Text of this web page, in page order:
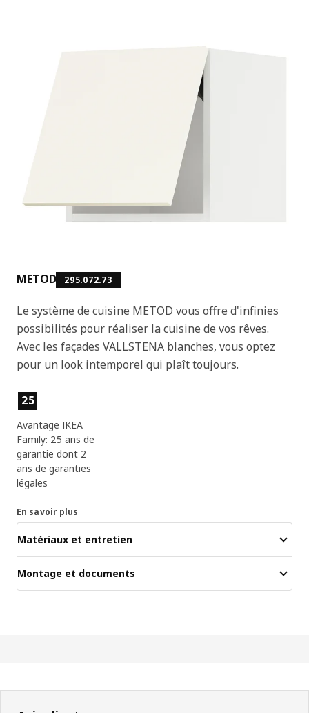
METOD 295.072.73
Le système de cuisine METOD vous offre d'infinies
possibilités pour réaliser la cuisine de vos rêves.
Avec les façades VALLSTENA blanches, vous optez
pour un look intemporel qui plaît toujours.
Caractéristiques du produit
25
Avantage IKEA
Family: 25 ans de
garantie dont 2
ans de garanties
légales
En savoir plus
Matériaux et entretien
Montage et documents